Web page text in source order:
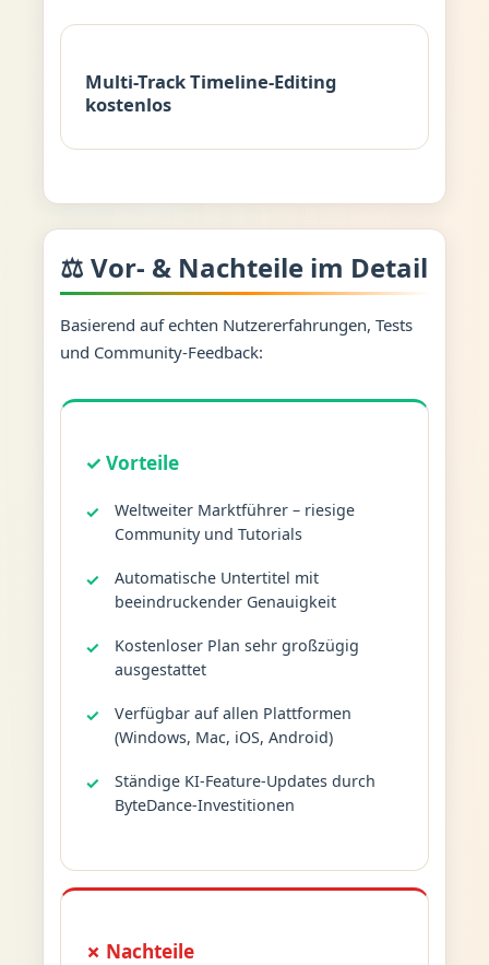
Multi-Track Timeline-Editing
kostenlos
⚖️ Vor- & Nachteile im Detail
Basierend auf echten Nutzererfahrungen, Tests
und Community-Feedback:
✓ Vorteile
Weltweiter Marktführer – riesige
Community und Tutorials
Automatische Untertitel mit
beeindruckender Genauigkeit
Kostenloser Plan sehr großzügig
ausgestattet
Verfügbar auf allen Plattformen
(Windows, Mac, iOS, Android)
Ständige KI-Feature-Updates durch
ByteDance-Investitionen
✗ Nachteile